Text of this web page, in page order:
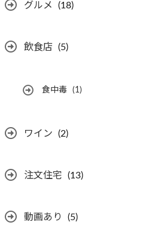
グルメ (18)
飲食店 (5)
食中毒 (1)
ワイン (2)
注文住宅 (13)
動画あり (5)